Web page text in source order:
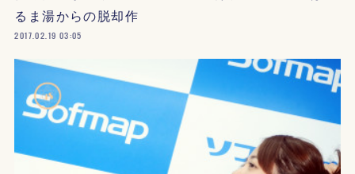
るま湯からの脱却作
2017.02.19 03:05